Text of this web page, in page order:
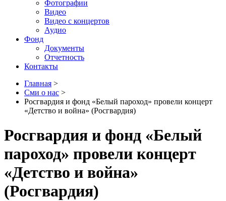
Фотографии
Видео
Видео с концертов
Аудио
Фонд
Документы
Отчетность
Контакты
Главная >
Сми о нас >
Росгвардия и фонд «Белый пароход» провели концерт
«Детство и война» (Росгвардия)
Росгвардия и фонд «Белый
пароход» провели концерт
«Детство и война»
(Росгвардия)